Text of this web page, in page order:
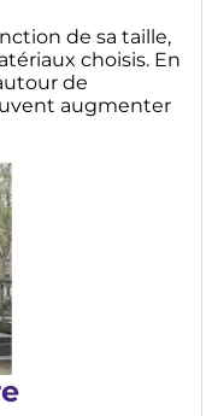
de sa taille,
choisis. En
de
augmenter